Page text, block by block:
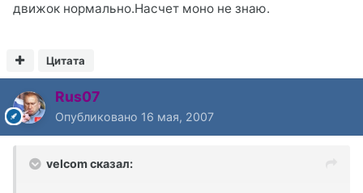
движок нормально.Насчет моно не знаю.
Цитата
Rus07
Опубликовано 16 мая, 2007
velcom сказал: